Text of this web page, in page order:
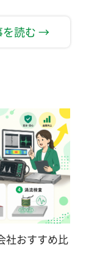
を読む →
社おすすめ比